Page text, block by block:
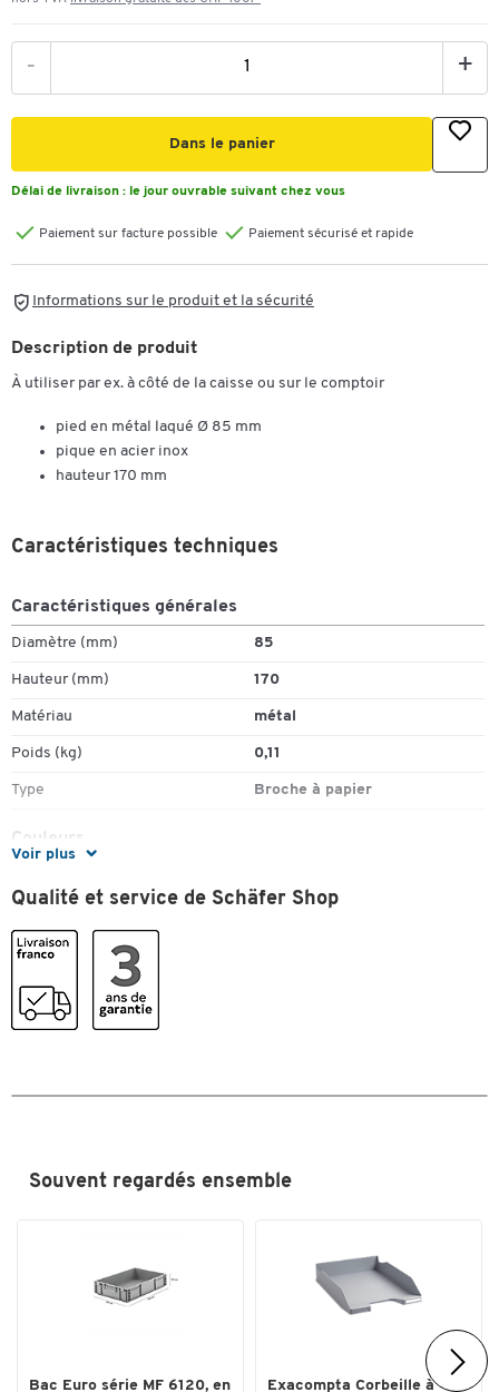
- +
Dans le panier
Délai de livraison : le jour ouvrable suivant chez vous
Paiement sur facture possible Paiement sécurisé et rapide
Informations sur le produit et la sécurité
Description de produit
À utiliser par ex. à côté de la caisse ou sur le comptoir
pied en métal laqué Ø 85 mm
pique en acier inox
hauteur 170 mm
Voir plus
Caractéristiques techniques
Caractéristiques générales
Diamètre (mm) 85
Hauteur (mm) 170
Matériau métal
Poids (kg) 0,11
Type Broche à papier
Couleurs
Qualité et service de Schäfer Shop
Souvent regardés ensemble
Bac Euro série MF 6120, en Exacompta Corbeille à